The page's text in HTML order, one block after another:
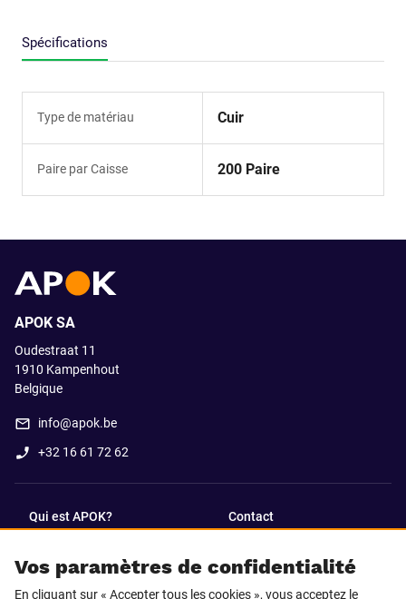
Spécifications
Type de matériau Cuir
Paire par Caisse 200 Paire
Vos paramètres de confidentialité
En cliquant sur « Accepter tous les cookies », vous acceptez le
APOK SA
Oudestraat 11
1910 Kampenhout
Belgique
info@apok.be
+32 16 61 72 62
Qui est APOK? Contact
SUIVEZ-NOUS SUR